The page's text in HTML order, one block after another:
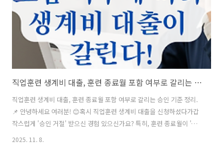
직업훈련 생계비 대출, 훈련 종료월 포함 여부로 갈리는 승인 기준 정리.
직업훈련 생계비 대출, 훈련 종료월 포함 여부로 갈리는 승인 기준 정리.
📌 안녕하세요 여러분! 😊혹시 직업훈련 생계비 대출을 신청하셨다가갑
작스럽게 '승인 거절' 받으신 경험 있으신가요? 특히, 훈련 종료월이 '포
함'되었는지, '제외'되었는지에 따라결과가 갈리는 경우가 많아 혼란스
2025. 11. 8.